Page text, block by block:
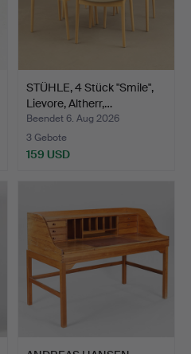
STÜHLE, 4 Stück "Smile",
Lievore, Altherr,…
Beendet 6. Aug 2026
3 Gebote
159 USD